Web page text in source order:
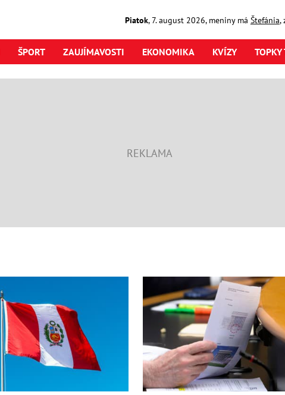
Piatok,7. august2026, meniny má Štefánia,
ŠPORT ZAUJÍMAVOSTI EKONOMIKA KVÍZY TOPKY